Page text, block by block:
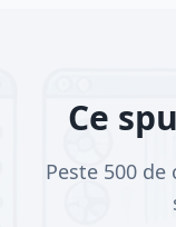
Ce
Peste 500